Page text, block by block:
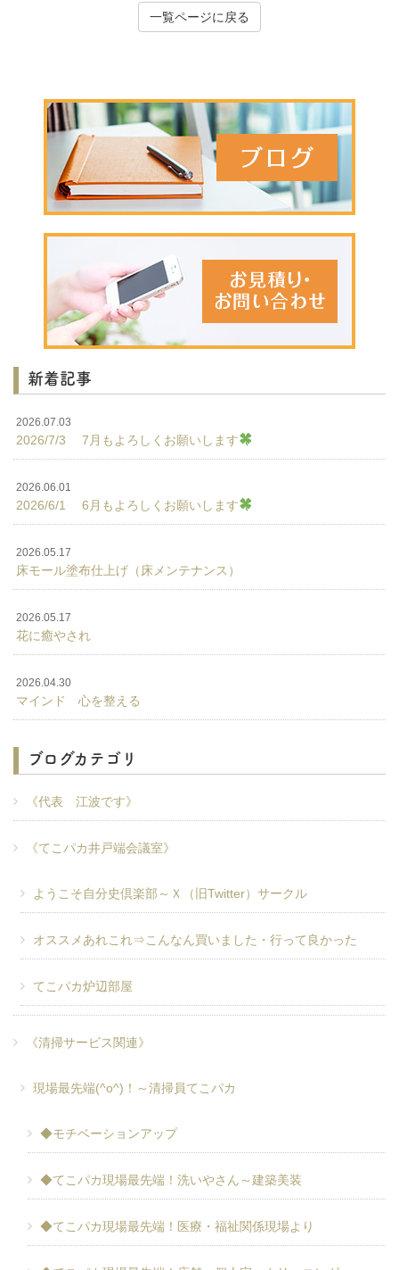
一覧ページに戻る
新着記事
2026.07.03
2026/7/3 7月もよろしくお願いします
2026.06.01
2026/6/1 6月もよろしくお願いします
2026.05.17
床モール塗布仕上げ（床メンテナンス）
2026.05.17
花に癒やされ
2026.04.30
マインド 心を整える
ブログカテゴリ
《代表 江波です》
《てこパカ井戸端会議室》
ようこそ自分史倶楽部～Ｘ（旧Twitter）サークル
オススメあれこれ⇒こんなん買いました・行って良かった
てこパカ炉辺部屋
《清掃サービス関連》
現場最先端(^o^)！～清掃員てこパカ
◆モチベーションアップ
◆てこパカ現場最先端！洗いやさん～建築美装
◆てこパカ現場最先端！医療・福祉関係現場より